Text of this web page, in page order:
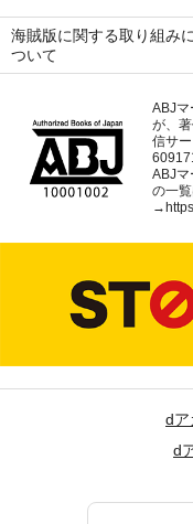
海賊版に関する取り組み
ついて
ABJマ
が、
信サ
ABJマ
の一
→
dア
d